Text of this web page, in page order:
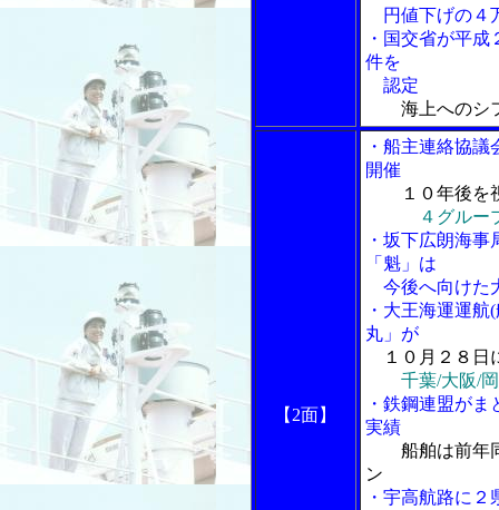
円値下げの４
・国交省が平
件を
認定
海上へのシ
【2面】
・船主連絡協
開催
１０年後を
４グルー
・坂下広朗海
「魁」は
今後へ向けた
・大王海運運
丸」が
１０月２８日
千葉/大阪/
・鉄鋼連盟が
実績
船舶は前年
ン
・宇高航路に